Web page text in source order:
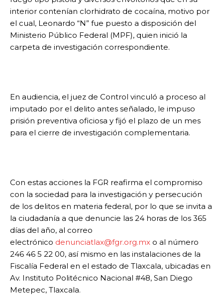
interior contenían clorhidrato de cocaína, motivo por
el cual, Leonardo “N” fue puesto a disposición del
Ministerio Público Federal (MPF), quien inició la
carpeta de investigación correspondiente.
En audiencia, el juez de Control vinculó a proceso al
imputado por el delito antes señalado, le impuso
prisión preventiva oficiosa y fijó el plazo de un mes
para el cierre de investigación complementaria.
Con estas acciones la FGR reafirma el compromiso
con la sociedad para la investigación y persecución
de los delitos en materia federal, por lo que se invita a
la ciudadanía a que denuncie las 24 horas de los 365
días del año, al correo
electrónico denunciatlax@fgr.org.mx o al número
246 46 5 22 00, así mismo en las instalaciones de la
Fiscalía Federal en el estado de Tlaxcala, ubicadas en
Av. Instituto Politécnico Nacional #48, San Diego
Metepec, Tlaxcala.